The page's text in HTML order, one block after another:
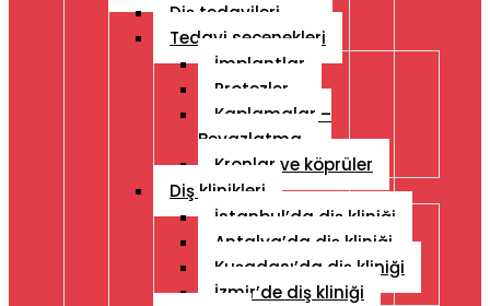
Diş tedavileri
Tedavi seçenekleri
İmplantlar
Protezler
Kaplamalar –
Beyazlatma
Kronlar ve köprüler
Diş klinikleri
İstanbul’da diş kliniği
Antalya’da diş kliniği
Kuşadası’da diş kliniği
İzmir’de diş kliniği